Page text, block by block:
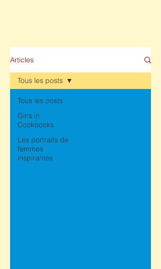
Articles
Tous les posts
Girls in
Cookbooks
Les portraits de
femmes
inspirantes
Tous les posts